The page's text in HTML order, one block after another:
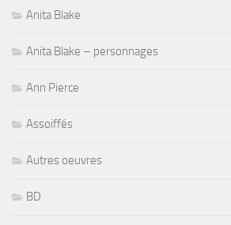
Anita Blake
Anita Blake – personnages
Ann Pierce
Assoiffés
Autres oeuvres
BD